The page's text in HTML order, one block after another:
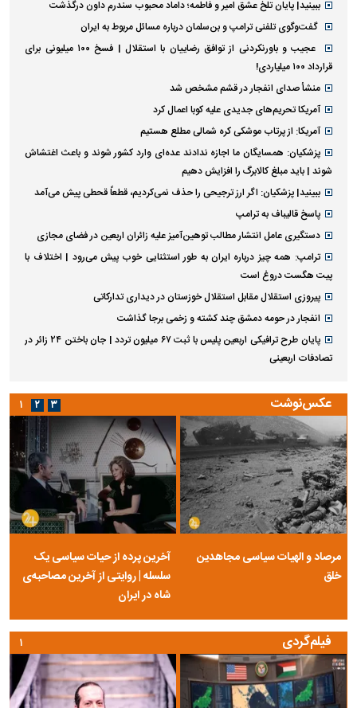
ببینید| پایان تلخ عشق امیر و فاطمه؛ داماد محبوب سندرم داون درگذشت
گفت‌وگوی تلفنی ترامپ و بن‌سلمان درباره مسائل مربوط به ایران
عجیب و باورنکردنی از توافق رضاییان با استقلال | فسخ ۱۰۰ میلیونی برای
قرارداد ۱۰۰ میلیاردی!
منشأ صدای انفجار در قشم مشخص شد
آمریکا تحریم‌های جدیدی علیه کوبا اعمال کرد
آمریکا: از پرتاب موشکی کره شمالی مطلع هستیم
پزشکیان: همسایگان ما اجازه ندادند عده‌ای وارد کشور شوند و باعث اغتشاش
شوند | باید مبلغ کالابرگ را افزایش دهیم
ببینید| پزشکیان: اگر ارز ترجیحی را حذف نمی‌کردیم، قطعاً قحطی پیش می‌آمد
پاسخ قالیباف به ترامپ
دستگیری عامل انتشار مطالب توهین‌آمیز علیه زائران اربعین در فضای مجازی
ترامپ: همه چیز درباره ایران به طور استثنایی خوب پیش می‌رود | اختلاف با
پیت هگست دروغ است
پیروزی استقلال مقابل استقلال خوزستان در دیداری تدارکاتی
انفجار در حومه دمشق چند کشته و زخمی برجا گذاشت
پایان طرح ترافیکی اربعین پلیس با ثبت ۶۷ میلیون تردد | جان باختن ۲۴ زائر در
تصادفات اربعینی
عکس‌نوشت
مرصاد و الهیات سیاسی مجاهدین
خلق
آخرین پرده از حیات سیاسی یک
سلسله | روایتی از آخرین مصاحبه‌ی
شاه در ایران
۱ ۲ ۳
فیلم‌گردی ۱